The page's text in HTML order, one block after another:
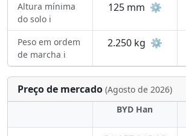
Altura mínima
do solo ℹ️
125 mm ⚙️
Peso em ordem
de marcha ℹ️
2.250 kg ⚙️
Preço de mercado (Agosto de 2026)
BYD Han